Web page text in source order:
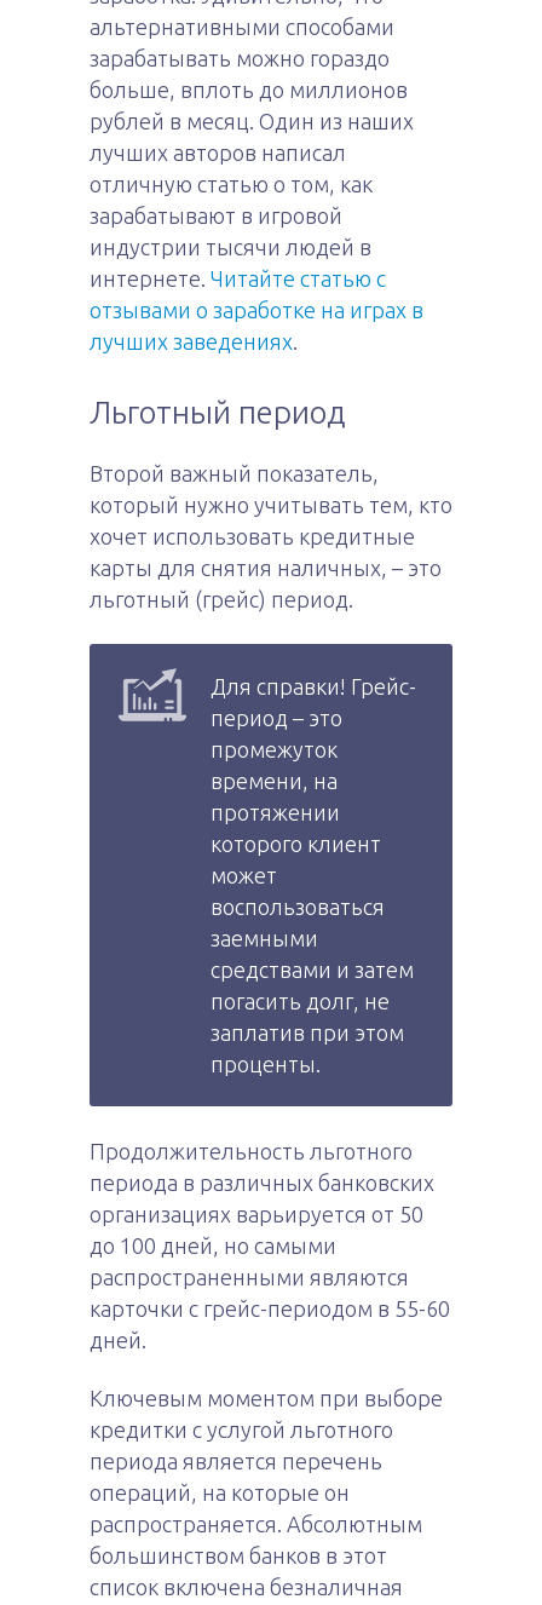
альтернативными способами
зарабатывать можно гораздо
больше, вплоть до миллионов
рублей в месяц. Один из наших
лучших авторов написал
отличную статью о том, как
зарабатывают в игровой
индустрии тысячи людей в
интернете. Читайте статью с
отзывами о заработке на играх в
лучших заведениях.
Льготный период
Второй важный показатель,
который нужно учитывать тем, кто
хочет использовать кредитные
карты для снятия наличных, – это
льготный (грейс) период.
Для справки! Грейс-
период – это
промежуток
времени, на
протяжении
которого клиент
может
воспользоваться
заемными
средствами и затем
погасить долг, не
заплатив при этом
проценты.
Продолжительность льготного
периода в различных банковских
организациях варьируется от 50
до 100 дней, но самыми
распространенными являются
карточки с грейс-периодом в 55-60
дней.
Ключевым моментом при выборе
кредитки с услугой льготного
периода является перечень
операций, на которые он
распространяется. Абсолютным
большинством банков в этот
список включена безналичная